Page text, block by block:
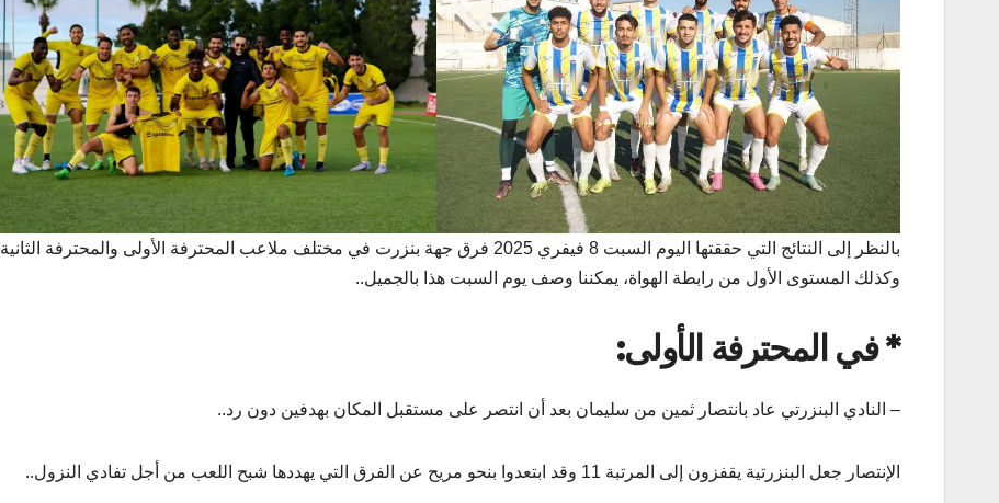
بالنظر إلى النتائج التي حققتها اليوم السبت 8 فيفري 2025 فرق جهة بنزرت في مختلف ملاعب المحترفة الأولى والمحترفة الثانية
وكذلك المستوى الأول من رابطة الهواة، يمكننا وصف يوم السبت هذا بالجميل..
*في المحترفة الأولى:
– النادي البنزرتي عاد بانتصار ثمين من سليمان بعد أن انتصر على مستقبل المكان بهدفين دون رد..
الإنتصار جعل البنزرتية يقفزون إلى المرتبة 11 وقد ابتعدوا بنحو مريح عن الفرق التي يهددها شبح اللعب من أجل تفادي النزول..